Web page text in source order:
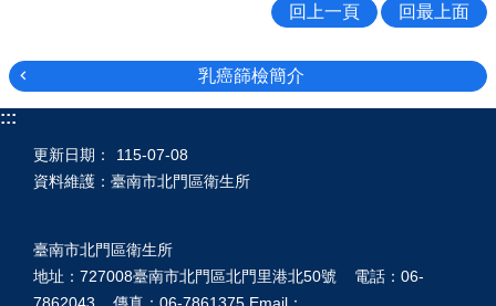
回上一頁 回最上面
乳癌篩檢簡介
:::
更新日期：
115-07-08
資料維護：臺南市北門區衛生所
臺南市北門區衛生所
地址：727008臺南市北門區北門里港北50號 電話：06-